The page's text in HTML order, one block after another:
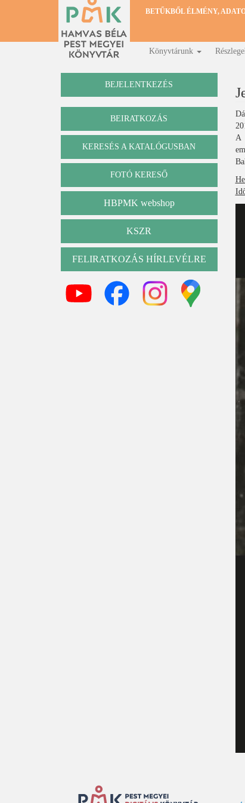
BETŰKBŐL ÉLMÉNY,
Fő
navigáció
Könyvtárunk
BEJELENTKEZÉS
BEIRATKOZÁS
Katalógus
KERESÉS A KATALÓGUSBAN
FOTÓ KERESŐ
HBPMK webshop
KSZR
FELIRATKOZÁS HÍRLEVÉLRE
A